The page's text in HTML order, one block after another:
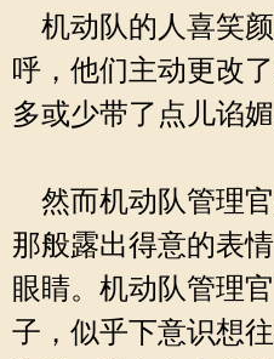
机动队的人喜笑
呼，他们主动更改
多或少带了点儿谄媚
然而机动队管理
那般露出得意的表
眼睛。机动队管理
子，似乎下意识想